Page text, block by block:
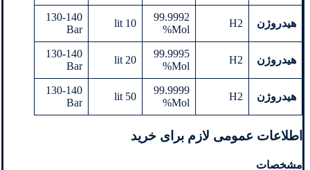
هیدروژن H2
99.9992
Mol%
10 lit
130-140
Bar
هیدروژن H2
99.9995
Mol%
20 lit
130-140
Bar
هیدروژن H2
99.9999
Mol%
50 lit
130-140
Bar
اطلاعات عمومی لازم برای خرید
مشخصات